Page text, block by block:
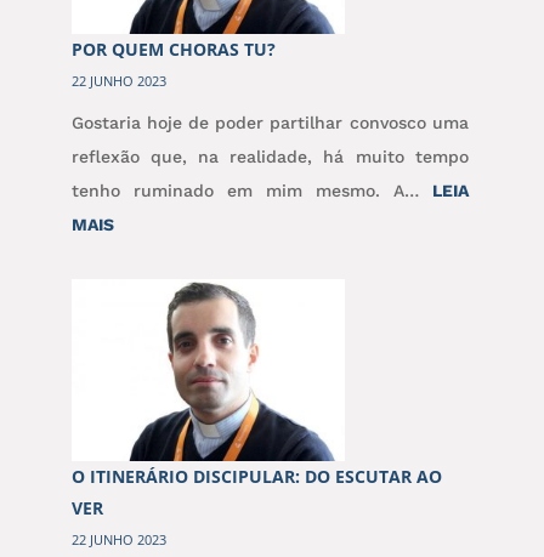
POR QUEM CHORAS TU?
22 JUNHO 2023
Gostaria hoje de poder partilhar convosco uma
reflexão que, na realidade, há muito tempo
tenho ruminado em mim mesmo. A… LEIA
MAIS:
CHORAS
O ITINERÁRIO DISCIPULAR: DO ESCUTAR AO
VER
22 JUNHO 2023